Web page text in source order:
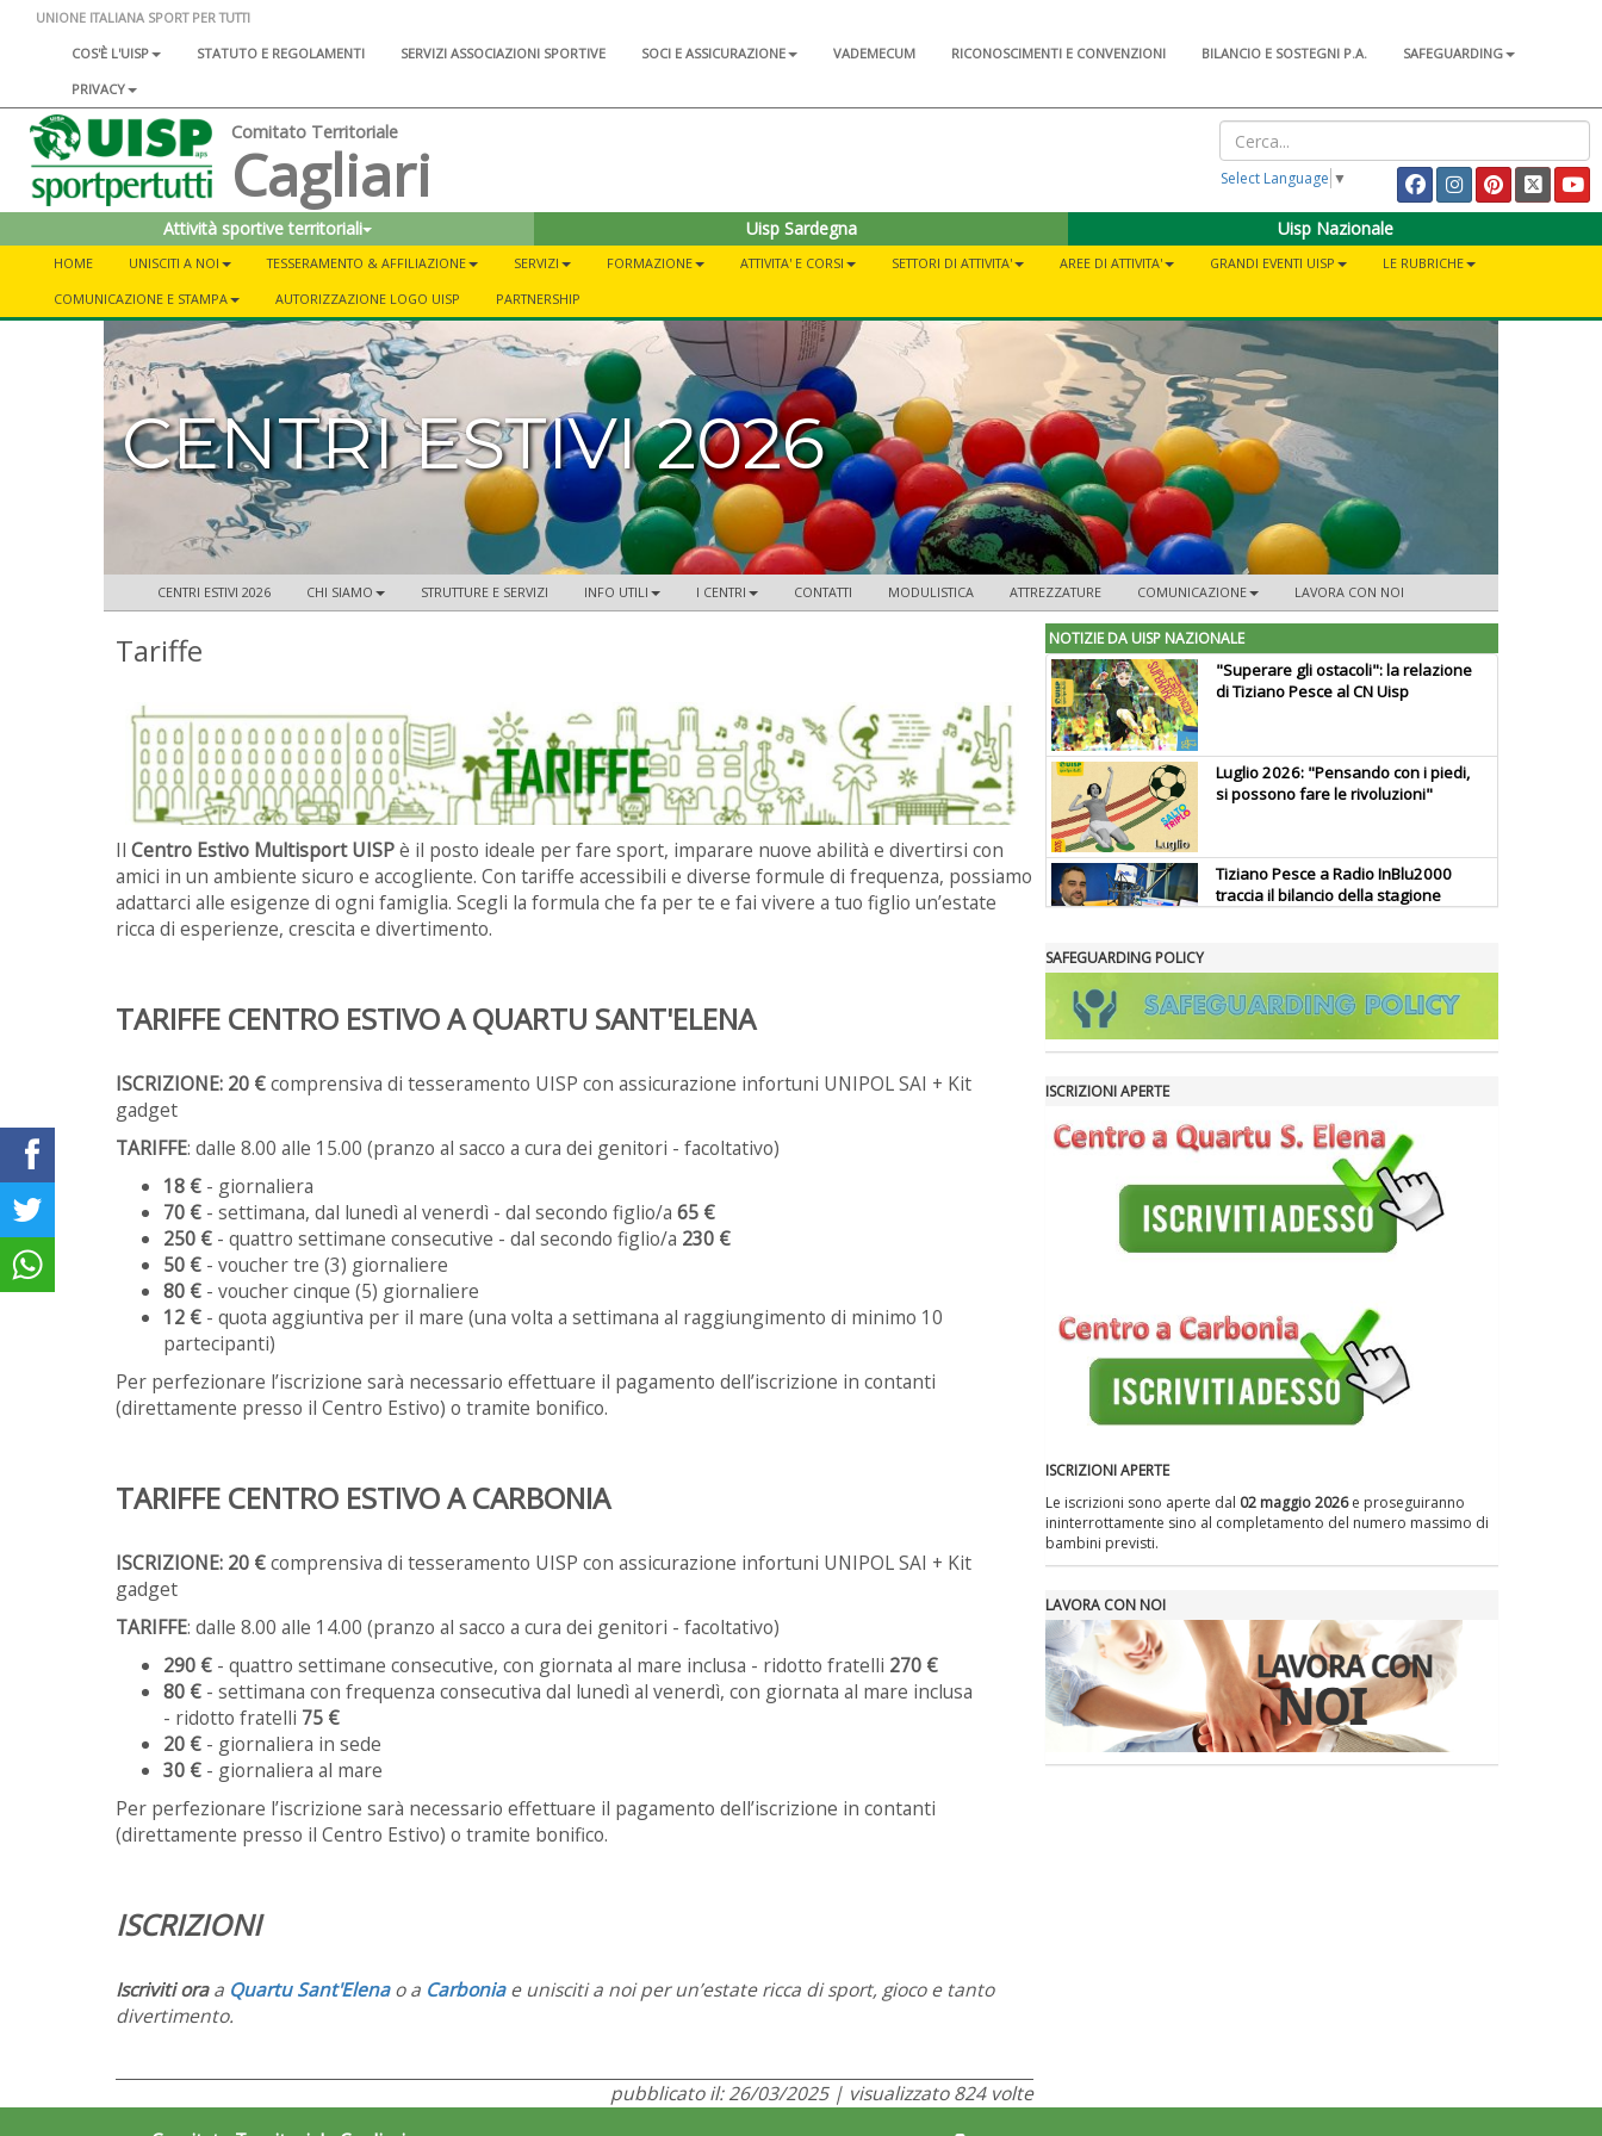
UNIONE ITALIANA SPORT PER TUTTI
COS'È L'UISP
STATUTO E REGOLAMENTI SERVIZI ASSOCIAZIONI SPORTIVE SOCI E ASSICURAZIONE VADEMECUM RICONOSCIMENTI E CONVENZIONI BILANCIO E SOSTEGNI P.A.
SAFEGUARDING
PRIVACY
Comitato Territoriale
Cagliari Select Language ▼
Attività sportive territoriali Uisp Sardegna Uisp Nazionale
HOME UNISCITI A NOI TESSERAMENTO & AFFILIAZIONE SERVIZI FORMAZIONE ATTIVITA' E CORSI SETTORI DI ATTIVITA' AREE DI ATTIVITA' GRANDI EVENTI UISP
LE RUBRICHE
COMUNICAZIONE E STAMPA
AUTORIZZAZIONE LOGO UISP PARTNERSHIP
CENTRI ESTIVI 2026
CENTRI ESTIVI 2026 CHI SIAMO STRUTTURE E SERVIZI INFO UTILI I CENTRI CONTATTI MODULISTICA ATTREZZATURE COMUNICAZIONE LAVORA CON NOI
Tariffe
Il Centro Estivo Multisport UISPè il posto ideale per fare sport, imparare nuove abilità e divertirsi con
amici in un ambiente sicuro e accogliente. Con tariffe accessibili e diverse formule di frequenza, possiamo
adattarci alle esigenze di ogni famiglia. Scegli la formula che fa per te e fai vivere a tuo figlio un’estate
ricca di esperienze, crescita e divertimento.
TARIFFE CENTRO ESTIVO A QUARTU SANT'ELENA
ISCRIZIONE: 20 €comprensiva di tesseramento UISP con assicurazione infortuni UNIPOL SAI + Kit
gadget
TARIFFE: dalle 8.00 alle 15.00 (pranzo al sacco a cura dei genitori - facoltativo)
18 € - giornaliera
70 € - settimana, dal lunedì al venerdì - dal secondo figlio/a 65 €
250 € - quattro settimane consecutive - dal secondo figlio/a 230 €
50 € - voucher tre (3) giornaliere
80 € - voucher cinque (5) giornaliere
12 € - quota aggiuntiva per il mare (una volta a settimana al raggiungimento di minimo 10
partecipanti)
Per perfezionare l’iscrizione sarà necessario effettuare il pagamento dell’iscrizione in contanti
(direttamente presso il Centro Estivo) o tramite bonifico.
TARIFFE CENTRO ESTIVO A CARBONIA
ISCRIZIONE: 20 €comprensiva di tesseramento UISP con assicurazione infortuni UNIPOL SAI + Kit
gadget
TARIFFE: dalle 8.00 alle 14.00 (pranzo al sacco a cura dei genitori - facoltativo)
290 € - quattro settimane consecutive, con giornata al mare inclusa - ridotto fratelli 270 €
80 € - settimana con frequenza consecutiva dal lunedì al venerdì, con giornata al mare inclusa
- ridotto fratelli 75 €
20 € - giornaliera in sede
30 € - giornaliera al mare
Per perfezionare l’iscrizione sarà necessario effettuare il pagamento dell’iscrizione in contanti
(direttamente presso il Centro Estivo) o tramite bonifico.
ISCRIZIONI
Iscriviti oraa Quartu Sant'Elena o a Carbonia e unisciti a noi per un’estate ricca di sport, gioco e tanto
divertimento.
pubblicato il: 26/03/2025 | visualizzato 824 volte
NOTIZIE DA UISP NAZIONALE
"Superare gli ostacoli": la relazione
di Tiziano Pesce al CN Uisp
Luglio 2026: "Pensando con i piedi,
si possono fare le rivoluzioni"
Tiziano Pesce a Radio InBlu2000
traccia il bilancio della stagione
Ddl Lobby, Uisp: “Il Parlamento
valorizzi le nostre specificità"
Tiziano Pesce nel Cda di
Fondazione Terzjus: prima riunione
a Roma
SAFEGUARDING POLICY
ISCRIZIONI APERTE
ISCRIZIONI APERTE
Le iscrizioni sono aperte dal 02 maggio 2026e proseguiranno
ininterrottamente sino al completamento del numero massimo di
bambini previsti.
LAVORA CON NOI